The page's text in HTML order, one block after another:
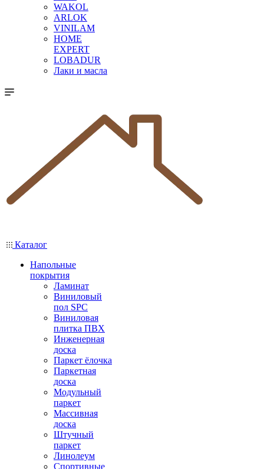
WAKOL
ARLOK
VINILAM
HOME
EXPERT
LOBADUR
Лаки и масла
Каталог
Напольные
покрытия
Ламинат
Виниловый
пол SPC
Виниловая
плитка ПВХ
Инженерная
доска
Паркет ёлочка
Паркетная
доска
Модульный
паркет
Массивная
доска
Штучный
паркет
Линолеум
Спортивные